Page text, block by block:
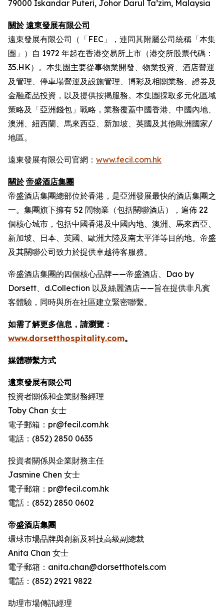
79000 Iskandar Puteri, Johor Darul Ta’zim, Malaysia
關於 遠東發展有限公司
遠東發展有限公司（「FEC」，連同其附屬公司統稱「本集
團」）自 1972 年起在香港交易所上市（港交所股票代碼：
35.HK）。本集團主要從事物業開發、物業投資、酒店營運
及管理、停車場營運及設施管理、博彩及相關業務、證券及
金融產品投資，以及提供按揭服務。本集團採取多元化區域
策略及「亞洲錢包」戰略，業務覆蓋中國香港、中國內地、
澳洲、紐西蘭、馬來西亞、新加坡、英國及其他歐洲國家/
地區。
遠東發展有限公司官網： www.fecil.com.hk
關於 帝盛酒店集團
帝盛酒店集團總部位於香港，是亞洲發展最快的酒店集團之
一。集團旗下擁有 52 間物業（包括關聯酒店），遍佈 22
個核心城市，包括中國香港及中國內地、澳洲、馬來西亞、
新加坡、日本、英國、歐洲大陸及南太平洋等目的地。帝盛
及其關聯公司致力於提供卓越待客服務。
帝盛酒店集團的四個核心品牌——帝盛酒店、Dao by
Dorsett、d.Collection 以及絲麗酒店——旨在提供非凡賓
客體驗，同時與所在社區建立緊密聯繫。
如需了解更多信息，請瀏覽：
www.dorsetthospitality.com。
媒體聯繫方式
遠東發展有限公司
投資者關係和企業財務經理
Toby Chan 女士
電子郵箱：pr@fecil.com.hk
電話：(852) 2850 0635
投資者關係與企業財務主任
Jasmine Chen 女士
電子郵箱：pr@fecil.com.hk
電話：(852) 2850 0602
帝盛酒店集團
環球市場品牌與創新及科技高級副總裁
Anita Chan 女士
電子郵箱：anita.chan@dorsetthotels.com
電話：(852) 2921 9822
助理市場傳訊經理